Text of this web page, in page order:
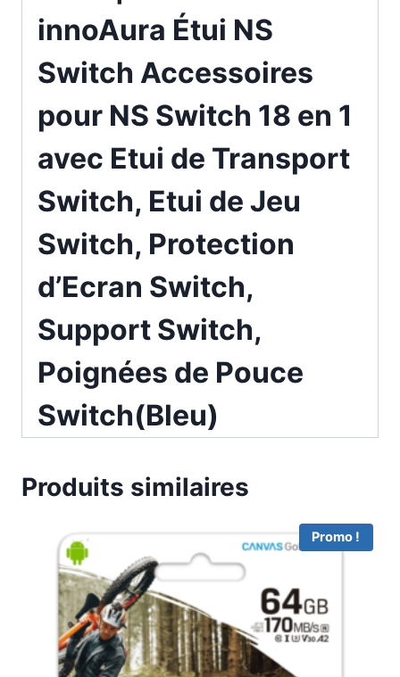
innoAura Étui NS
Switch Accessoires
pour NS Switch 18 en 1
avec Etui de Transport
Switch, Etui de Jeu
Switch, Protection
d’Ecran Switch,
Support Switch,
Poignées de Pouce
Switch(Bleu)
Produits similaires
Promo !